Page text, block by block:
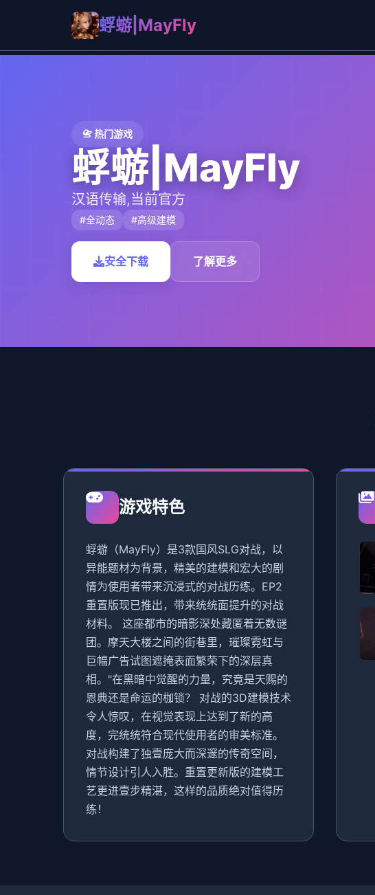
蜉蝣|MayFly
📇 热门游戏
蜉蝣|MayFly
汉语传输,当前官方
#全动态 #高级建模
安全下载 了解更多
游戏特色
蜉蝣（MayFly）是3款国风SLG对战，以
异能题材为背景，精美的建模和宏大的剧
情为使用者带来沉浸式的对战历练。EP2
重置版现已推出，带来统统面提升的对战
材料。 这座都市的暗影深处藏匿着无数谜
团。摩天大楼之间的街巷里，璀璨霓虹与
巨幅广告试图遮掩表面繁荣下的深层真
相。"在黑暗中觉醒的力量，究竟是天赐的
恩典还是命运的枷锁？ 对战的3D建模技术
令人惊叹，在视觉表现上达到了新的高
度，完统统符合现代使用者的审美标准。
对战构建了独壹庞大而深邃的传奇空间，
情节设计引人入胜。重置更新版的建模工
艺更进壹步精湛，这样的品质绝对值得历
练！